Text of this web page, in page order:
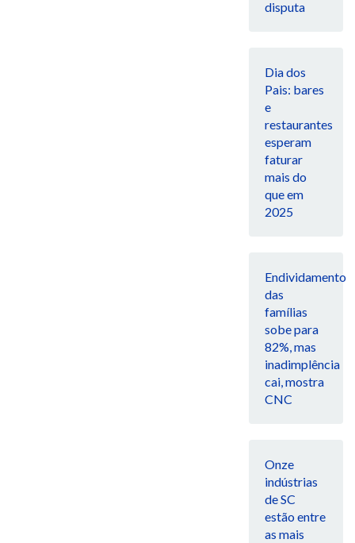
disputa
Dia dos
Pais: bares
e
restaurantes
esperam
faturar
mais do
que em
2025
Endividamento
das
famílias
sobe para
82%, mas
inadimplência
cai, mostra
CNC
Onze
indústrias
de SC
estão entre
as mais